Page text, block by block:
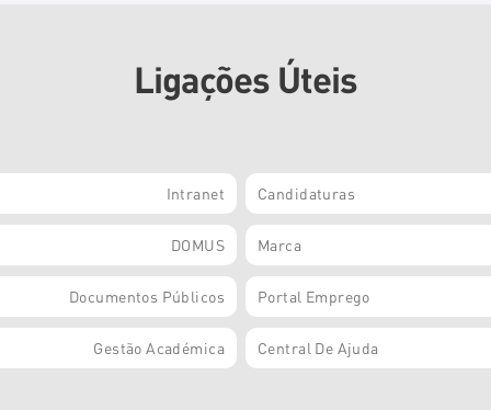
Ligações Úteis
Intranet Candidaturas
DOMUS Marca
Documentos Públicos Portal Emprego
Gestão Académica Central De Ajuda